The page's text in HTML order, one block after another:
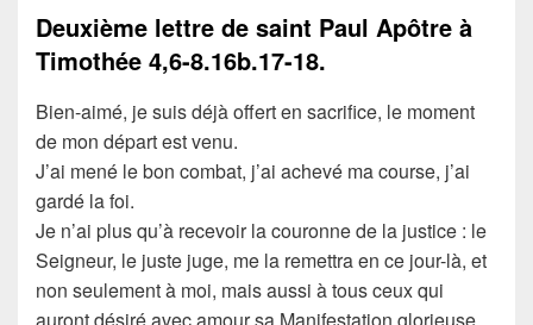
Deuxième lettre de saint Paul Apôtre à
Timothée 4,6-8.16b.17-18.
Bien-aimé, je suis déjà offert en sacrifice, le moment
de mon départ est venu.
J’ai mené le bon combat, j’ai achevé ma course, j’ai
gardé la foi.
Je n’ai plus qu’à recevoir la couronne de la justice : le
Seigneur, le juste juge, me la remettra en ce jour-là, et
non seulement à moi, mais aussi à tous ceux qui